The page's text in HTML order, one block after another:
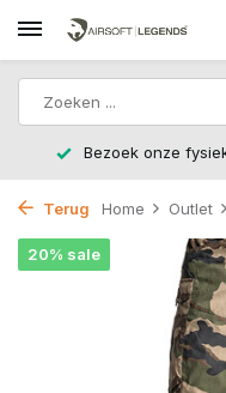
Bezoek onze
Terug Home Outlet
20% sale